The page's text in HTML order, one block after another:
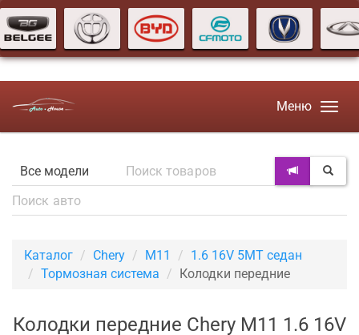
Меню
Каталог Chery M11
1.6 16V 5MT седан
Тормозная система
Колодки передние
Колодки передние Chery M11 1.6 16V